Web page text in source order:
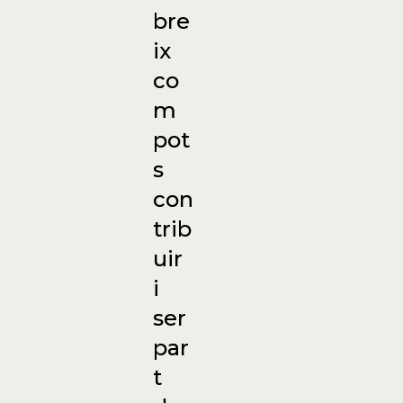
bre
ix
co
m
pot
s
con
trib
uir
i
ser
par
t